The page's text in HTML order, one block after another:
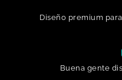
Diseño premium
Buena gente